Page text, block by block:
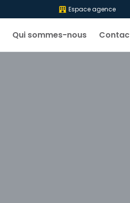
Espace agence
Qui sommes-nous